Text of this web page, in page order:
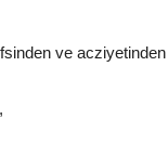
ve